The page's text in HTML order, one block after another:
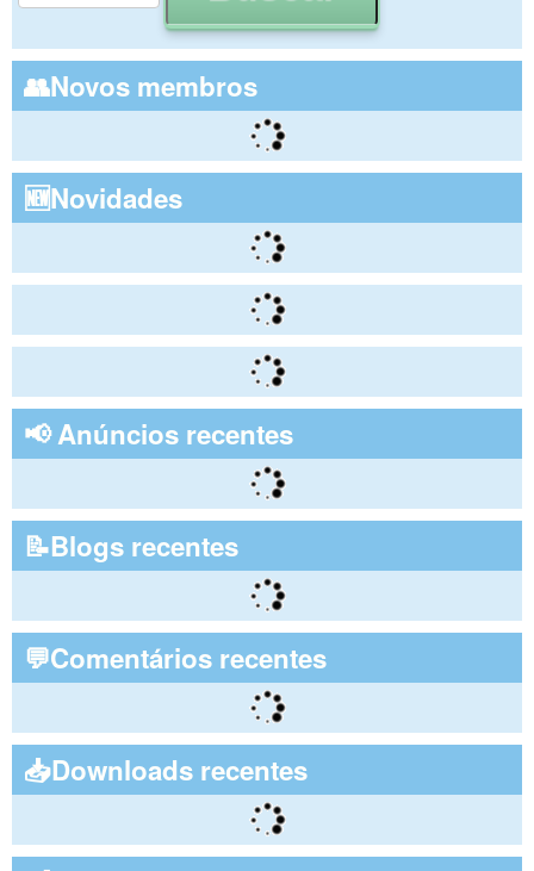
👥Novos membros
🆕Novidades
📢 Anúncios recentes
📝Blogs recentes
💬Comentários recentes
📥Downloads recentes